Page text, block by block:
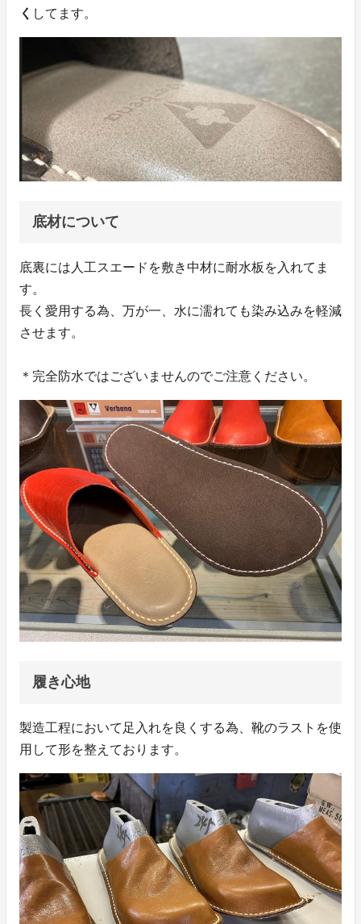
く してます。
底材について
底裏には人工スエードを敷き中材に耐水板を入れてま
す。
長く愛用する為、万が一、水に濡れても染み込みを軽減
させます。
＊完全防水ではございませんのでご注意ください。
履き心地
製造工程において足入れを良くする為、靴のラストを使
用して形を整えております。